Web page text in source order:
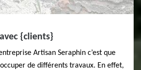
{clients}
Artisan Seraphin c’est que
de différents travaux. En effet,